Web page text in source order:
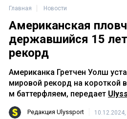
Главная Новости
Американская
державшийся 15
рекорд
Американка Гретчен Уолш
мировой рекорд на короткой
м баттерфляем, передает
Редакция Ulyssport